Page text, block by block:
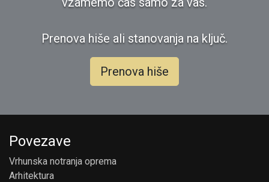
Prenova hiše ali stanovanja na ključ.
Prenova hiše
Povezave
Vrhunska notranja oprema
Arhitektura